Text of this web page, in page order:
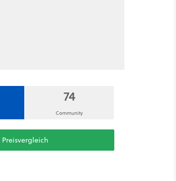
74
Community
Preisvergleich